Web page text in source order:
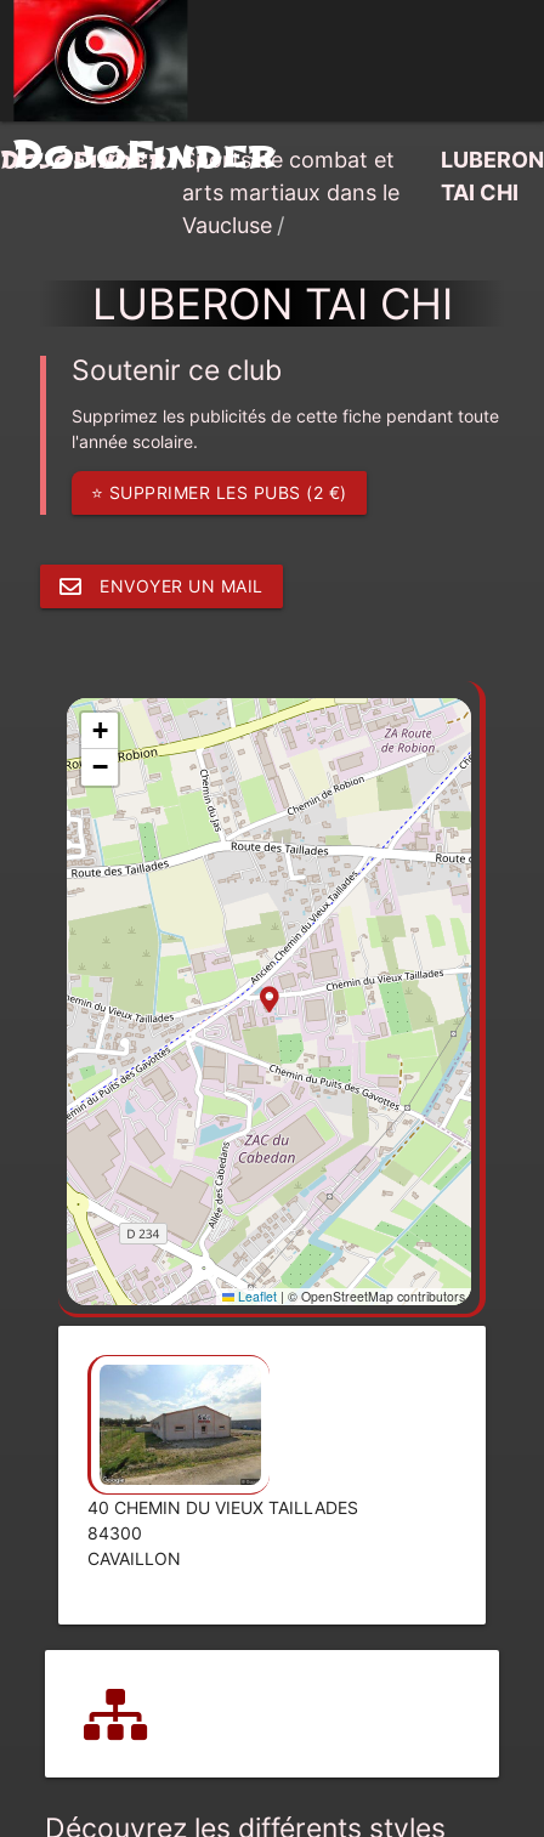
DojoFinder
DojoFinder /Sports de combat et
arts martiaux dans le
Vaucluse /
LUBERON
TAI CHI
LUBERON TAI CHI
Soutenir ce club
Supprimez les publicités de cette fiche pendant toute
l'année scolaire.
⭐ SUPPRIMER LES PUBS (2 €)
ENVOYER UN MAIL
+
−
Leaflet | © OpenStreetMap contributors
40 CHEMIN DU VIEUX TAILLADES
84300
CAVAILLON
Découvrez les différents styles